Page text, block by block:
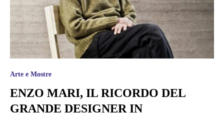
Arte e Mostre
ENZO MARI, IL RICORDO DEL
GRANDE DESIGNER IN